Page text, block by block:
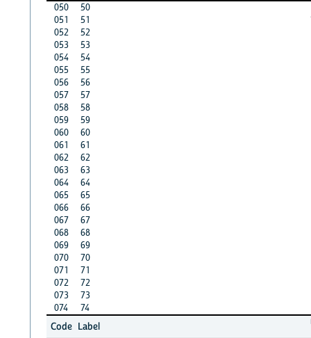
050
50
051
51
052
52
053
53
054
54
055
55
056
56
057
57
058
58
059
59
060
60
061
61
062
62
063
63
064
64
065
65
066
66
067
67
068
68
069
69
070
70
071
71
072
72
073
73
074
74
Code Label